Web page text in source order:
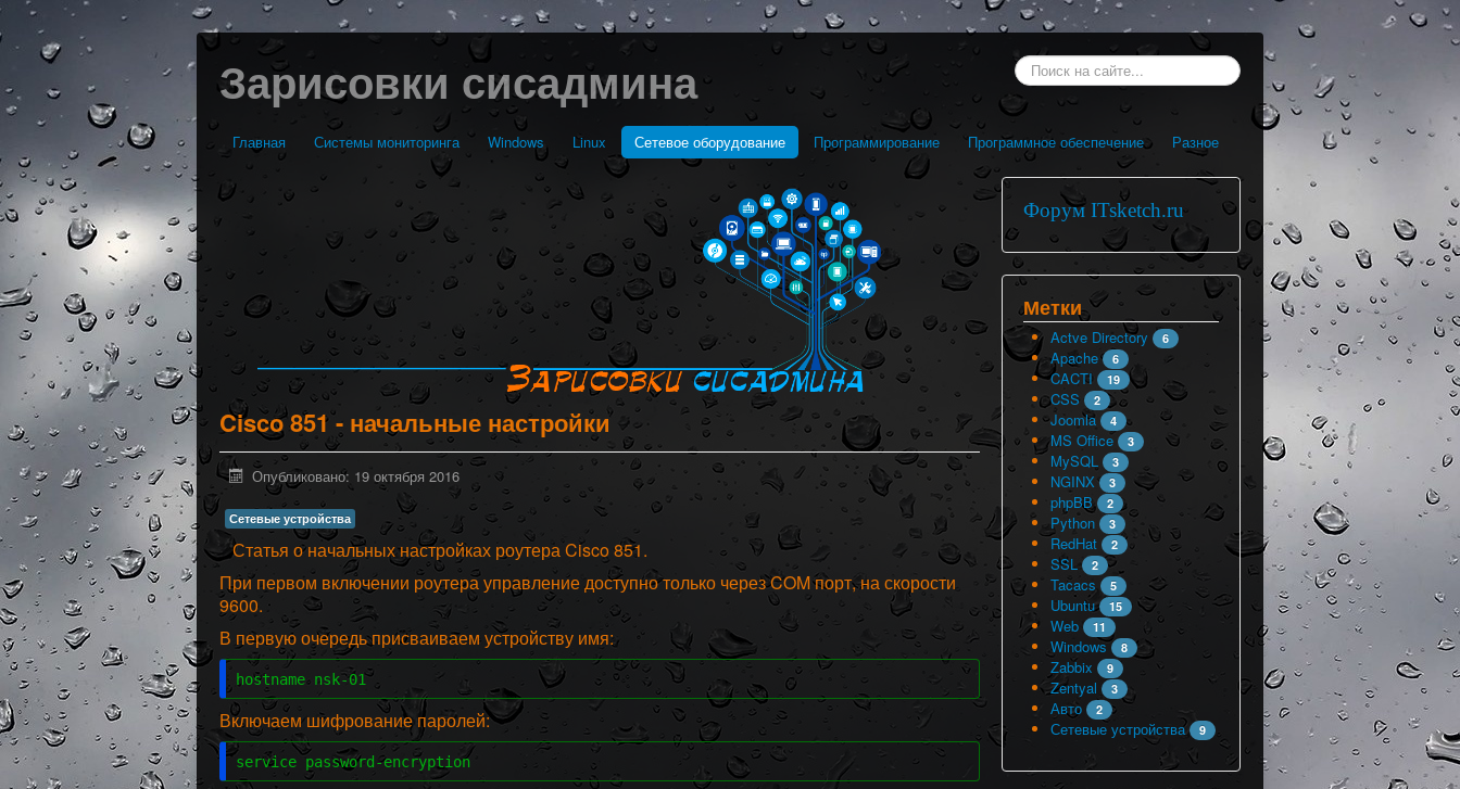
Зарисовки сисадмина Искать...
Главная Системы мониторинга Windows Linux Сетевое оборудование Программирование Программное обеспечение Разное
Cisco 851 - начальные настройки
Опубликовано: 19 октября 2016
Сетевые устройства
Статья о начальных настройках роутера Cisco 851.
При первом включении роутера управление доступно только через COM порт, на скорости
9600.
В первую очередь присваиваем устройству имя:
hostname nsk-01
Включаем шифрование паролей:
service password-encryption
Форум ITsketch.ru
Метки
Actve Directory 6
Apache 6
CACTI 19
CSS 2
Joomla 4
MS Office 3
MySQL 3
NGINX 3
phpBB 2
Python 3
RedHat 2
SSL 2
Tacacs 5
Ubuntu 15
Web 11
Windows 8
Zabbix 9
Zentyal 3
Авто 2
Сетевые устройства 9